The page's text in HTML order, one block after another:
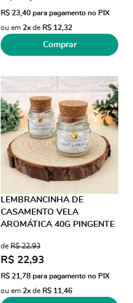
R$ 23,40 para pagamento no PIX
ou em 2x de R$ 12,32
Comprar
LEMBRANCINHA DE
CASAMENTO VELA
AROMÁTICA 40G PINGENTE
de R$ 22,93
R$ 22,93
R$ 21,78 para pagamento no PIX
ou em 2x de R$ 11,46